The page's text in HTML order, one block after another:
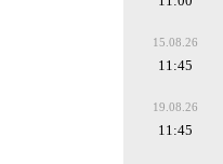
15.08.26
11:45
19.08.26
11:45